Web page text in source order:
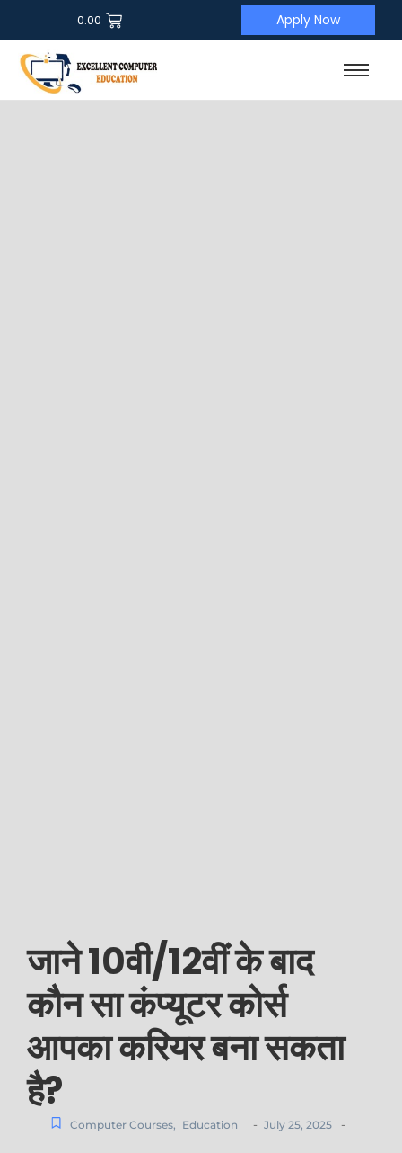
0.00 Apply Now
जाने 10वी/12वीं के बाद
कौन सा कंप्यूटर कोर्स
आपका करियर बना सकता
है?
Computer Courses, Education - July 25, 2025 -